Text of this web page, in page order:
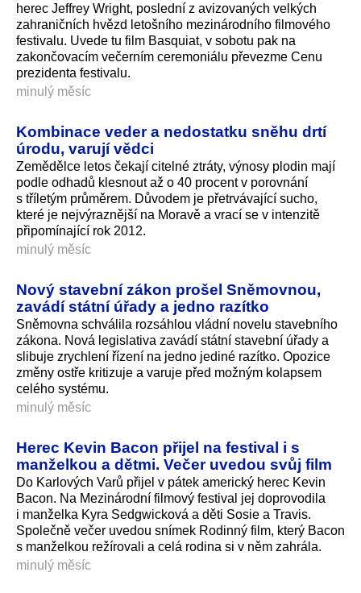
herec Jeffrey Wright, poslední z avizovaných velkých
zahraničních hvězd letošního mezinárodního filmového
festivalu. Uvede tu film Basquiat, v sobotu pak na
zakončovacím večerním ceremoniálu převezme Cenu
prezidenta festivalu.
minulý měsíc
Kombinace veder a nedostatku sněhu drtí
úrodu, varují vědci
Zemědělce letos čekají citelné ztráty, výnosy plodin mají
podle odhadů klesnout až o 40 procent v porovnání
s tříletým průměrem. Důvodem je přetrvávající sucho,
které je nejvýraznější na Moravě a vrací se v intenzitě
připomínající rok 2012.
minulý měsíc
Nový stavební zákon prošel Sněmovnou,
zavádí státní úřady a jedno razítko
Sněmovna schválila rozsáhlou vládní novelu stavebního
zákona. Nová legislativa zavádí státní stavební úřady a
slibuje zrychlení řízení na jedno jediné razítko. Opozice
změny ostře kritizuje a varuje před možným kolapsem
celého systému.
minulý měsíc
Herec Kevin Bacon přijel na festival i s
manželkou a dětmi. Večer uvedou svůj film
Do Karlových Varů přijel v pátek americký herec Kevin
Bacon. Na Mezinárodní filmový festival jej doprovodila
i manželka Kyra Sedgwicková a děti Sosie a Travis.
Společně večer uvedou snímek Rodinný film, který Bacon
s manželkou režírovali a celá rodina si v něm zahrála.
minulý měsíc